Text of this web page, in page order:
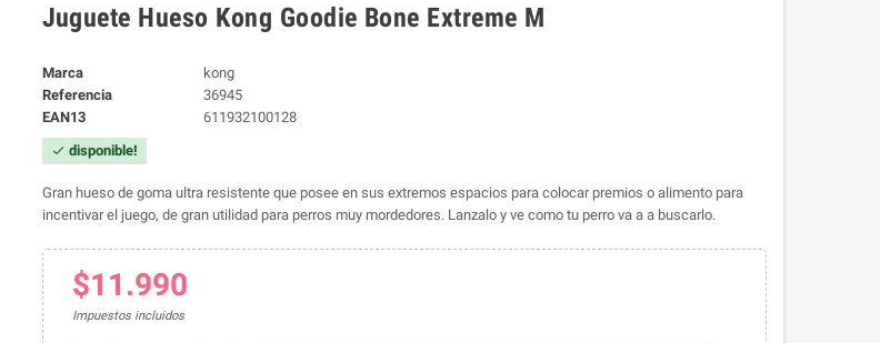
Juguete Hueso Kong Goodie Bone Extreme M
Marca
kong
Referencia
36945
EAN13
611932100128
check disponible!
Gran hueso de goma ultra resistente que posee en sus extremos espacios para colocar premios o alimento para
incentivar el juego, de gran utilidad para perros muy mordedores. Lanzalo y ve como tu perro va a a buscarlo.
$11.990
Impuestos incluidos